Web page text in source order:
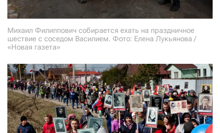
Михаил Филиппович собирается ехать на праздничное
шествие с соседом Василием. Фото: Елена Лукьянова /
«Новая газета»